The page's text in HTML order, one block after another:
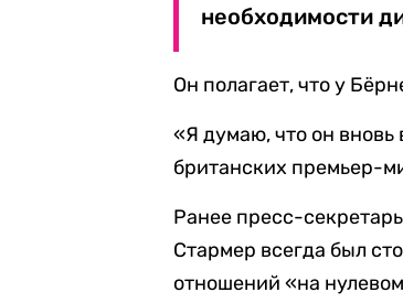
необходимости
Он полагает, что у
«Я думаю, что он вновь
британских премьер-
Ранее пресс-
Стармер всегда был
отношений «на